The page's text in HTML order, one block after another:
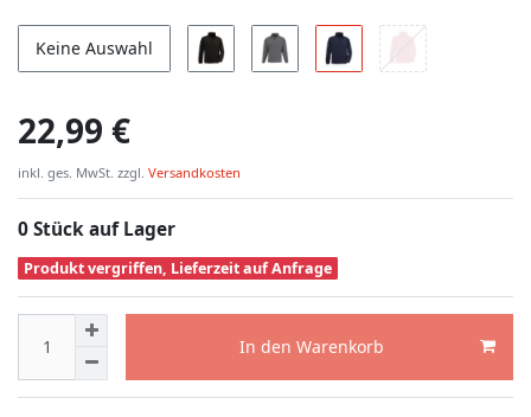
Keine Auswahl
22,99 €
inkl. ges. MwSt. zzgl. Versandkosten
0 Stück auf Lager
Produkt vergriffen, Lieferzeit auf Anfrage
In den Warenkorb